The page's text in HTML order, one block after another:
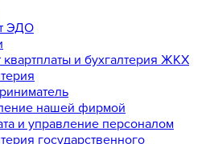
ЭДО
квартплаты и бухгалтерия ЖКХ
нашей фирмой
и управление персоналом
государственного